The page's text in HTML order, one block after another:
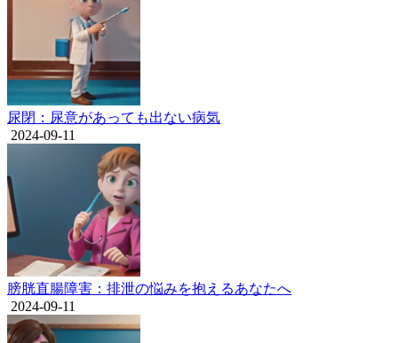
尿閉：尿意があっても出ない病気
2024-09-11
膀胱直腸障害：排泄の悩みを抱えるあなたへ
2024-09-11